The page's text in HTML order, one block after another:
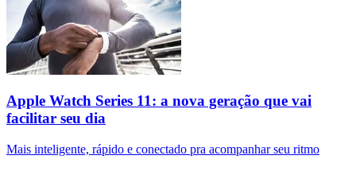
Apple Watch Series 11: a nova geração que vai
facilitar seu dia
Mais inteligente, rápido e conectado pra acompanhar seu ritmo